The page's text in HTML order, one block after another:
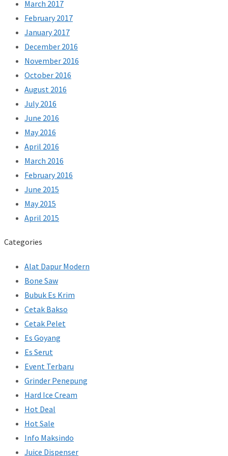
March 2017
February 2017
January 2017
December 2016
November 2016
October 2016
August 2016
July 2016
June 2016
May 2016
April 2016
March 2016
February 2016
June 2015
May 2015
April 2015
Categories
Alat Dapur Modern
Bone Saw
Bubuk Es Krim
Cetak Bakso
Cetak Pelet
Es Goyang
Es Serut
Event Terbaru
Grinder Penepung
Hard Ice Cream
Hot Deal
Hot Sale
Info Maksindo
Juice Dispenser